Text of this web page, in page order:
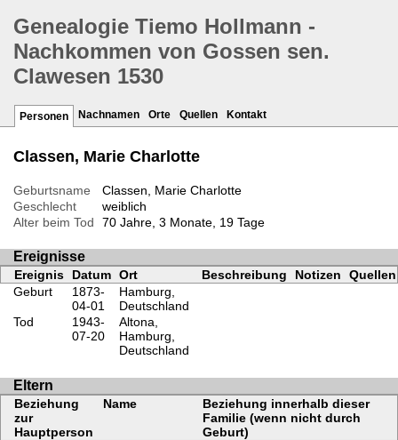
Genealogie Tiemo Hollmann -
Nachkommen von Gossen sen.
Clawesen 1530
Personen Nachnamen Orte Quellen Kontakt
Classen, Marie Charlotte
Geburtsname
Classen, Marie Charlotte
Geschlecht
weiblich
Alter beim Tod
70 Jahre, 3 Monate, 19 Tage
Ereignisse
Ereignis Datum Ort Beschreibung Notizen
Quellen
Geburt
1873-
04-01
Hamburg,
Deutschland
Tod
1943-
07-20
Altona,
Hamburg,
Deutschland
Eltern
Beziehung
zur
Hauptperson
Name
Beziehung innerhalb dieser
Familie (wenn nicht durch
Geburt)